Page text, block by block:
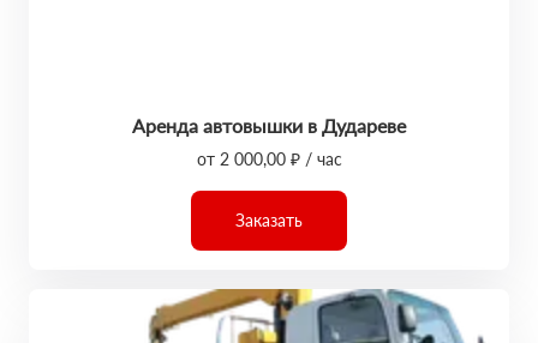
Аренда автовышки в Дудареве
от 2 000,00 ₽ / час
Заказать